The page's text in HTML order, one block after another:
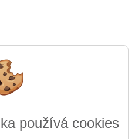
používá cookies